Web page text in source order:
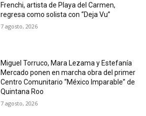
Frenchi, artista de Playa del Carmen,
regresa como solista con “Deja Vu”
7 agosto, 2026
Miguel Torruco, Mara Lezama y Estefanía
Mercado ponen en marcha obra del primer
Centro Comunitario “México Imparable” de
Quintana Roo
7 agosto, 2026